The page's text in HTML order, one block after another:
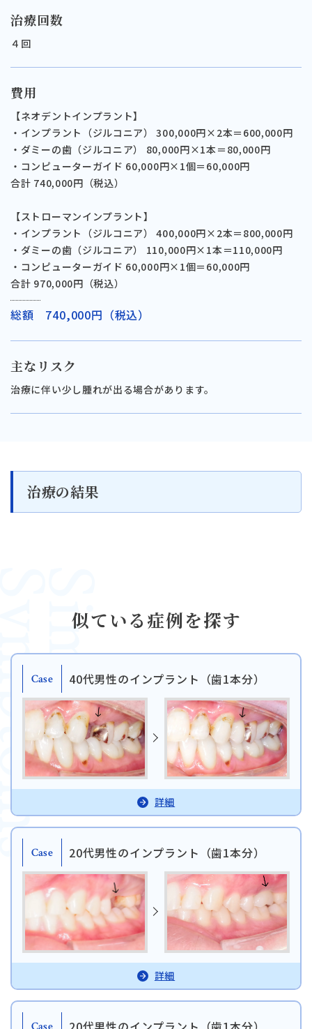
治療回数
４回
費用
【ネオデントインプラント】
・インプラント（ジルコニア） 300,000円×2本＝600,000円
・ダミーの歯（ジルコニア） 80,000円×1本＝80,000円
・コンピューターガイド 60,000円×1個＝60,000円
合計 740,000円（税込）
【ストローマンインプラント】
・インプラント（ジルコニア） 400,000円×2本＝800,000円
・ダミーの歯（ジルコニア） 110,000円×1本＝110,000円
・コンピューターガイド 60,000円×1個＝60,000円
合計 970,000円（税込）
総額 740,000円（税込）
主なリスク
治療に伴い少し腫れが出る場合があります。
治療の結果
Similar似ている症例を探す
Case 40代男性のインプラント（歯1本分）
詳細
Case 20代男性のインプラント（歯1本分）
詳細